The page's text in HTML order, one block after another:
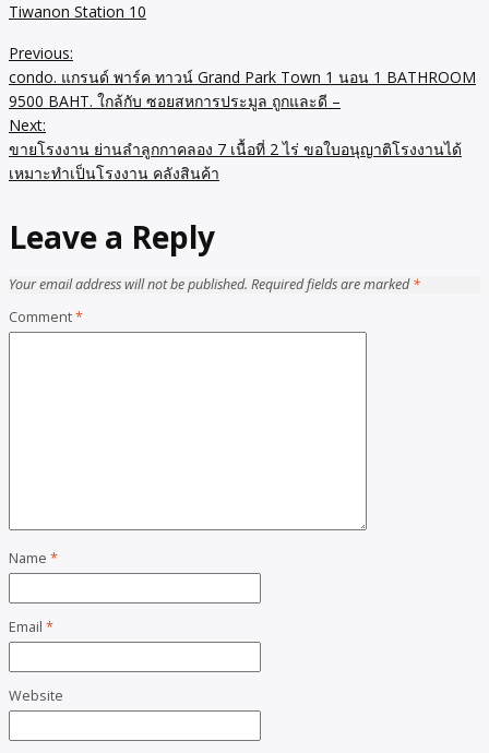
Tiwanon Station 10
Post
navigation
Previous:
condo. แกรนด์ พาร์ค ทาวน์ Grand Park Town 1 นอน 1 BATHROOM
9500 BAHT. ใกล้กับ ซอยสหการประมูล ถูกและดี –
Next:
ขายโรงงาน ย่านลำลูกกาคลอง 7 เนื้อที่ 2 ไร่ ขอใบอนุญาติโรงงานได้
เหมาะทำเป็นโรงงาน คลังสินค้า
Leave a Reply
Your email address will not be published. Required fields are marked*
Comment*
Name *
Email *
Website